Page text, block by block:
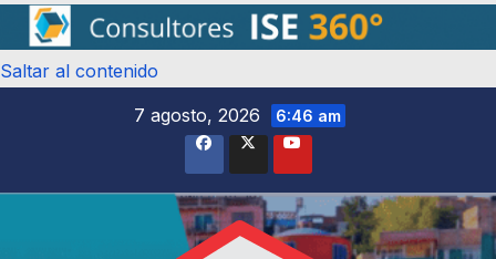
Saltar al contenido
7 agosto, 2026
6:46 am